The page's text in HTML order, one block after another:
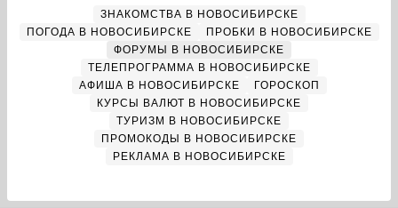
ЗНАКОМСТВА В НОВОСИБИРСКЕ
ПОГОДА В НОВОСИБИРСКЕ
ПРОБКИ В НОВОСИБИРСКЕ
ФОРУМЫ В НОВОСИБИРСКЕ
ТЕЛЕПРОГРАММА В НОВОСИБИРСКЕ
АФИША В НОВОСИБИРСКЕ
ГОРОСКОП
КУРСЫ ВАЛЮТ В НОВОСИБИРСКЕ
ТУРИЗМ В НОВОСИБИРСКЕ
ПРОМОКОДЫ В НОВОСИБИРСКЕ
РЕКЛАМА В НОВОСИБИРСКЕ